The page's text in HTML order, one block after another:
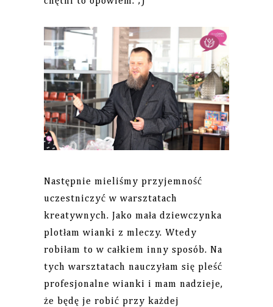
Następnie mieliśmy przyjemność
uczestniczyć w warsztatach
kreatywnych. Jako mała dziewczynka
plotłam wianki z mleczy. Wtedy
robiłam to w całkiem inny sposób. Na
tych warsztatach nauczyłam się pleść
profesjonalne wianki i mam nadzieje,
że będę je robić przy każdej